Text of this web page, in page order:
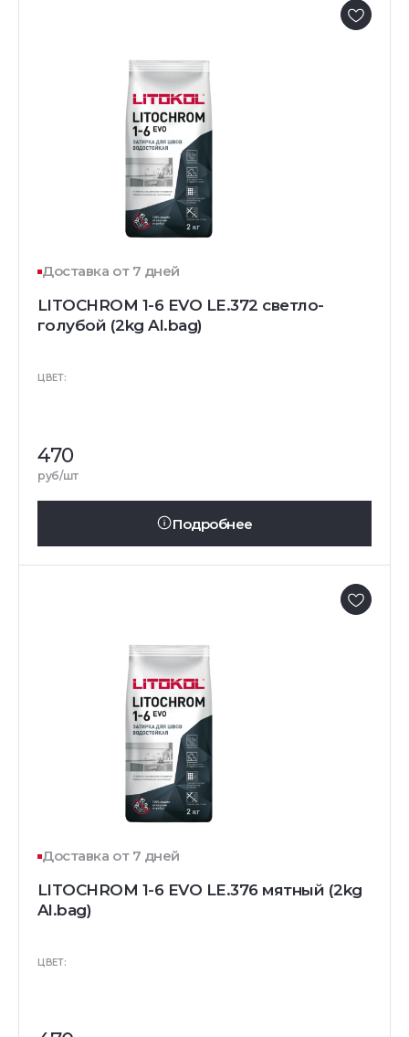
Доставка от 7 дней
LITOCHROM 1-6 EVO LE.372 светло-
голубой (2kg Al.bag)
ЦВЕТ:
470
руб/шт
Подробнее
Доставка от 7 дней
LITOCHROM 1-6 EVO LE.376 мятный (2kg
Al.bag)
ЦВЕТ: